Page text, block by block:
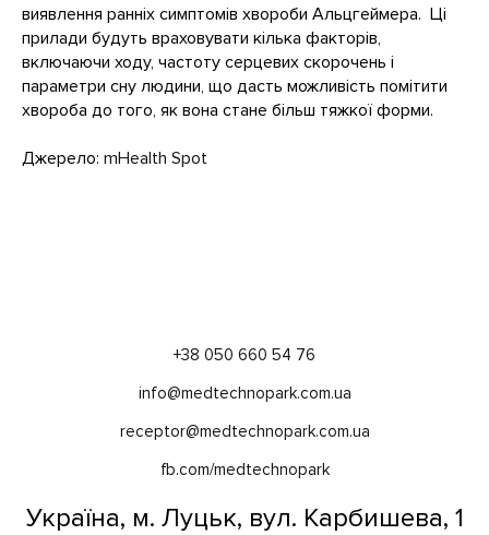
виявлення ранніх симптомів хвороби Альцгеймера. Ці
прилади будуть враховувати кілька факторів,
включаючи ходу, частоту серцевих скорочень і
параметри сну людини, що дасть можливість помітити
хвороба до того, як вона стане більш тяжкої форми.
Джерело: mHealth Spot
+38 050 660 54 76
info@medtechnopark.com.ua
receptor@medtechnopark.com.ua
fb.com/medtechnopark
Україна, м. Луцьк, вул. Карбишева, 1